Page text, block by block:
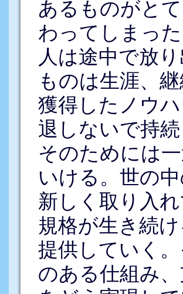
あるものがと
わってしまっ
人は途中で放
ものは生涯、
獲得したノウ
退しないで持
そのためには
いける。世の
新しく取り入
規格が生き続
提供していく
のある仕組み